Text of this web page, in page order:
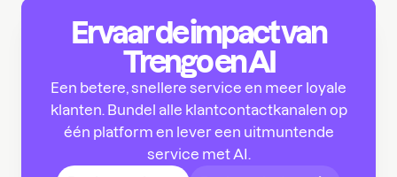
Ervaar de impact van
Trengo en AI
Een betere, snellere service en meer loyale
klanten. Bundel alle klantcontactkanalen op
één platform en lever een uitmuntende
service met AI.